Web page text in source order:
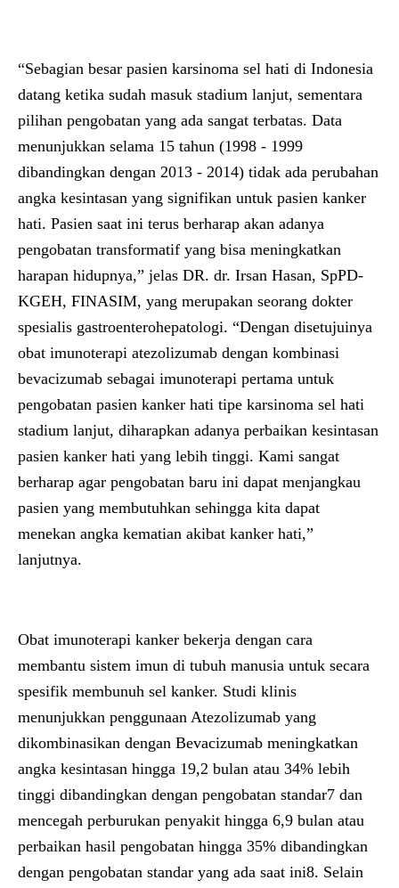
“Sebagian besar pasien karsinoma sel hati di Indonesia
datang ketika sudah masuk stadium lanjut, sementara
pilihan pengobatan yang ada sangat terbatas. Data
menunjukkan selama 15 tahun (1998 - 1999
dibandingkan dengan 2013 - 2014) tidak ada perubahan
angka kesintasan yang signifikan untuk pasien kanker
hati. Pasien saat ini terus berharap akan adanya
pengobatan transformatif yang bisa meningkatkan
harapan hidupnya,” jelas DR. dr. Irsan Hasan, SpPD-
KGEH, FINASIM, yang merupakan seorang dokter
spesialis gastroenterohepatologi. “Dengan disetujuinya
obat imunoterapi atezolizumab dengan kombinasi
bevacizumab sebagai imunoterapi pertama untuk
pengobatan pasien kanker hati tipe karsinoma sel hati
stadium lanjut, diharapkan adanya perbaikan kesintasan
pasien kanker hati yang lebih tinggi. Kami sangat
berharap agar pengobatan baru ini dapat menjangkau
pasien yang membutuhkan sehingga kita dapat
menekan angka kematian akibat kanker hati,”
lanjutnya.
Obat imunoterapi kanker bekerja dengan cara
membantu sistem imun di tubuh manusia untuk secara
spesifik membunuh sel kanker. Studi klinis
menunjukkan penggunaan Atezolizumab yang
dikombinasikan dengan Bevacizumab meningkatkan
angka kesintasan hingga 19,2 bulan atau 34% lebih
tinggi dibandingkan dengan pengobatan standar7 dan
mencegah perburukan penyakit hingga 6,9 bulan atau
perbaikan hasil pengobatan hingga 35% dibandingkan
dengan pengobatan standar yang ada saat ini8. Selain